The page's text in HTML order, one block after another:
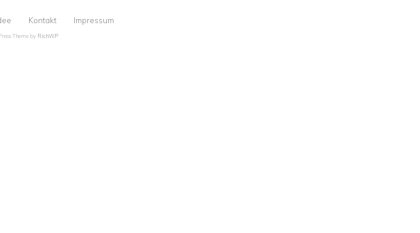
Kontakt Impressum
Theme by RichWP